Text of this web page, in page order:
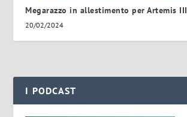
Megarazzo in allestimento per Artemis III
20/02/2024
I PODCAST